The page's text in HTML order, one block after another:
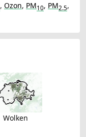
, Ozon, PM10, PM2.5,
Wolken